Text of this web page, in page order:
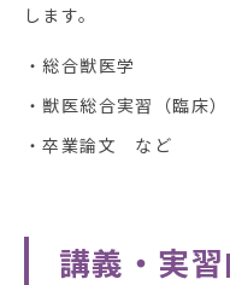
します。
・総合獣医学
・獣医総合実習（臨床）
・卒業論文 など
講義・実